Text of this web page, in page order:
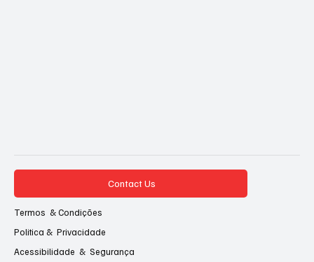
Contact Us
Termos & Condições
Politica & Privacidade
Acessibilidade & Segurança